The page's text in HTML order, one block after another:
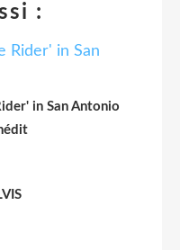
:
in San Antonio